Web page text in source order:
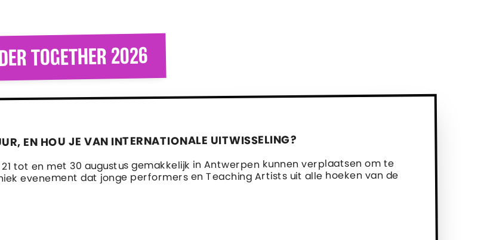
TOGETHER 2026
EN HOU JE VAN INTERNATIONALE UITWISSELING?
tot en met 30 augustus gemakkelijk in Antwerpen kunnen verplaatsen om te
evenement dat jonge performers en Teaching Artists uit alle hoeken van de